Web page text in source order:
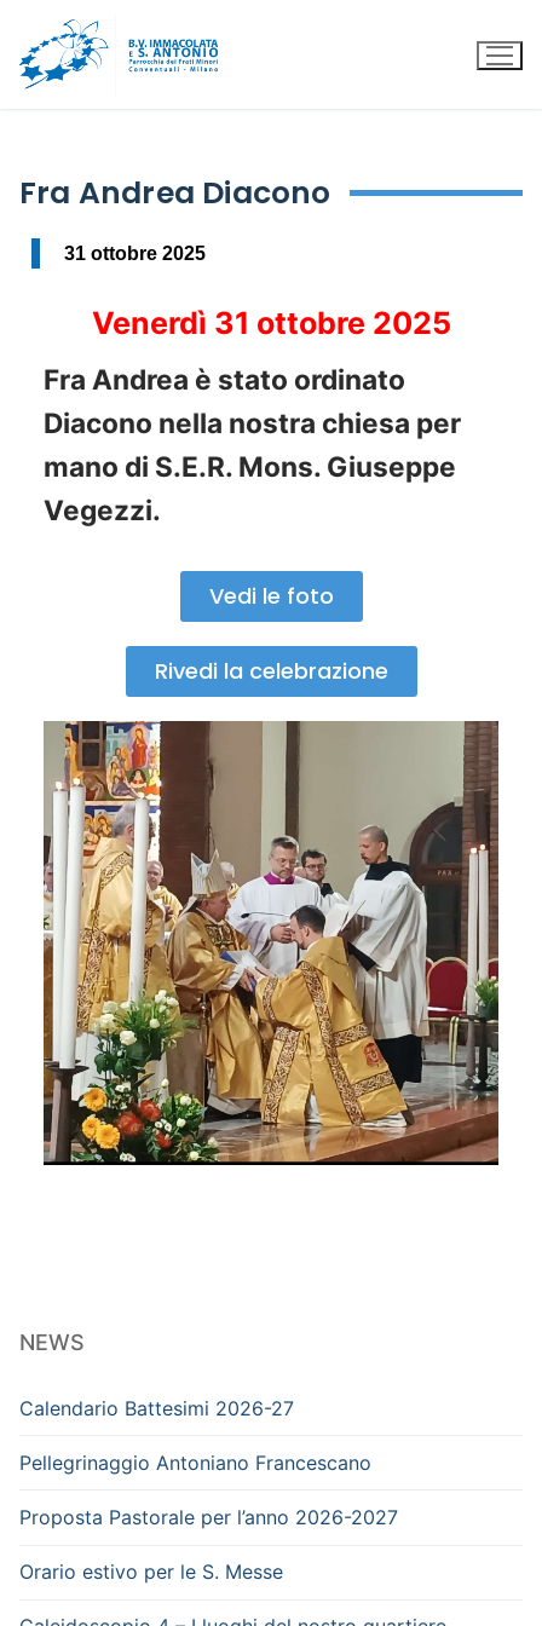
Fra Andrea Diacono
31 ottobre 2025
Venerdì 31 ottobre 2025
Fra Andrea è stato ordinato
Diacono nella nostra chiesa per
mano di S.E.R. Mons. Giuseppe
Vegezzi.
Vedi le foto
Rivedi la celebrazione
NEWS
Calendario Battesimi 2026-27
Pellegrinaggio Antoniano Francescano
Proposta Pastorale per l’anno 2026-2027
Orario estivo per le S. Messe